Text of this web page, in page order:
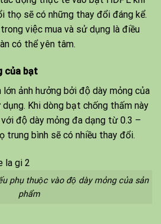
thọ sẽ có những thay đổi đáng kể.
việc mua và sử dụng là điều
có thể yên tâm.
của bạt
ảnh hưởng bởi độ dày mỏng của
Khi dòng bạt chống thấm này
độ dày mỏng đa dạng từ 0.3 –
trung bình sẽ có nhiều thay đổi.
phụ thuộc vào độ dày mỏng của sản
phẩm